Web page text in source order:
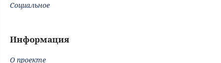
Социальное
Информация
О проекте